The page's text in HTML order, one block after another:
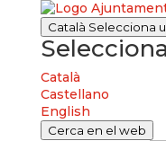
Català Selecciona
Català
Castellano
English
Cerca en el web